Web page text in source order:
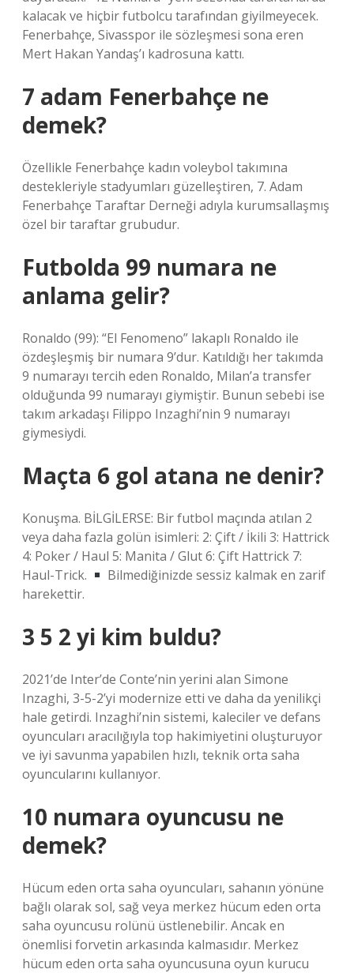
kalacak ve hiçbir futbolcu tarafından giyilmeyecek.
Fenerbahçe, Sivasspor ile sözleşmesi sona eren
Mert Hakan Yandaş’ı kadrosuna kattı.
7 adam Fenerbahçe ne
demek?
Özellikle Fenerbahçe kadın voleybol takımına
destekleriyle stadyumları güzelleştiren, 7. Adam
Fenerbahçe Taraftar Derneği adıyla kurumsallaşmış
özel bir taraftar grubudur.
Futbolda 99 numara ne
anlama gelir?
Ronaldo (99): “El Fenomeno” lakaplı Ronaldo ile
özdeşleşmiş bir numara 9’dur. Katıldığı her takımda
9 numarayı tercih eden Ronaldo, Milan’a transfer
olduğunda 99 numarayı giymiştir. Bunun sebebi ise
takım arkadaşı Filippo Inzaghi’nin 9 numarayı
giymesiydi.
Maçta 6 gol atana ne denir?
Konuşma. BİLGİLERSE: Bir futbol maçında atılan 2
veya daha fazla golün isimleri: 2: Çift / İkili 3: Hattrick
4: Poker / Haul 5: Manita / Glut 6: Çift Hattrick 7:
Haul-Trick.
Bilmediğinizde sessiz kalmak en zarif
harekettir.
3 5 2 yi kim buldu?
2021’de Inter’de Conte’nin yerini alan Simone
Inzaghi, 3-5-2’yi modernize etti ve daha da yenilikçi
hale getirdi. Inzaghi’nin sistemi, kaleciler ve defans
oyuncuları aracılığıyla top hakimiyetini oluşturuyor
ve iyi savunma yapabilen hızlı, teknik orta saha
oyuncularını kullanıyor.
10 numara oyuncusu ne
demek?
Hücum eden orta saha oyuncuları, sahanın yönüne
bağlı olarak sol, sağ veya merkez hücum eden orta
saha oyuncusu rolünü üstlenebilir. Ancak en
önemlisi forvetin arkasında kalmasıdır. Merkez
hücum eden orta saha oyuncusuna oyun kurucu